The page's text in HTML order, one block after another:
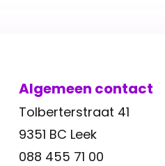
Algemeen contact
Tolberterstraat 41
9351 BC Leek
088 455 71 00